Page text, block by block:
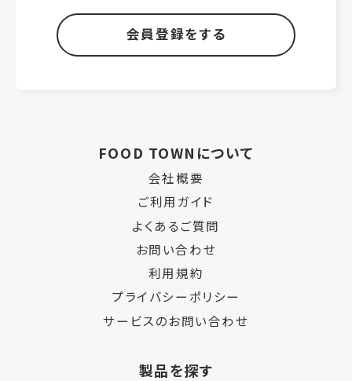
会員登録をする
FOOD TOWNについて
会社概要
ご利用ガイド
よくあるご質問
お問い合わせ
利用規約
プライバシーポリシー
サービスのお問い合わせ
製品を探す